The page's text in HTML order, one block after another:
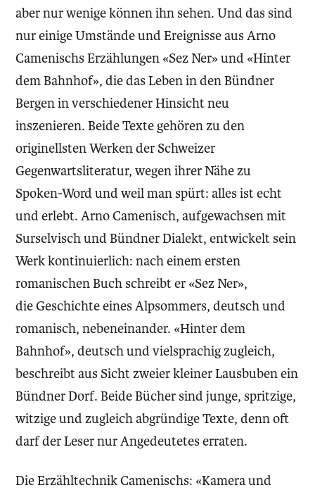
aber nur wenige können ihn sehen. Und das sind
nur einige Umstände und Ereignisse aus Arno
Camenischs Erzählungen «Sez Ner» und «Hinter
dem Bahnhof», die das Leben in den Bündner
Bergen in verschiedener Hinsicht neu
inszenieren. Beide Texte gehören zu den
originellsten Werken der Schweizer
Gegenwartsliteratur, wegen ihrer Nähe zu
Spoken-Word und weil man spürt: alles ist echt
und erlebt. Arno Camenisch, aufgewachsen mit
Surselvisch und Bündner Dialekt, entwickelt sein
Werk kontinuierlich: nach einem ersten
romanischen Buch schreibt er «Sez Ner»,
die Geschichte eines Alpsommers, deutsch und
romanisch, nebeneinander. «Hinter dem
Bahnhof», deutsch und vielsprachig zugleich,
beschreibt aus Sicht zweier kleiner Lausbuben ein
Bündner Dorf. Beide Bücher sind junge, spritzige,
witzige und zugleich abgründige Texte, denn oft
darf der Leser nur Angedeutetes erraten.
Die Erzähltechnik Camenischs: «Kamera und